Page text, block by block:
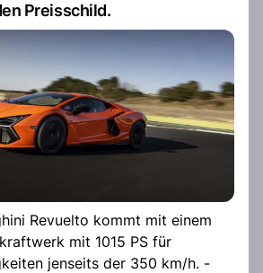
Preisschild.
Revuelto kommt mit einem
mit 1015 PS für
jenseits der 350 km/h. -